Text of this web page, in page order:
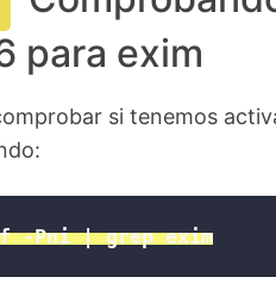
para exim
si tenemos
-Pni | grep exim